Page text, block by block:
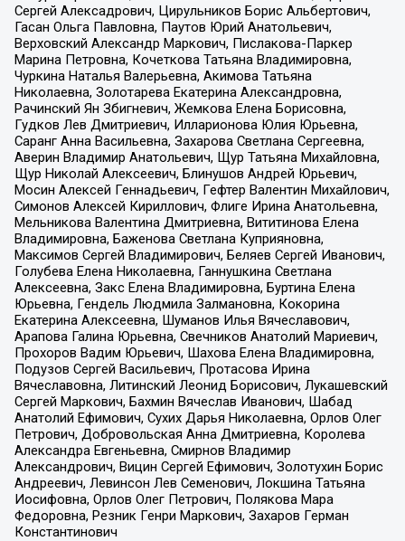
Сергей Алексадрович, Цирульников Борис Альбертович,
Гасан Ольга Павловна, Паутов Юрий Анатольевич,
Верховский Александр Маркович, Пислакова-Паркер
Марина Петровна, Кочеткова Татьяна Владимировна,
Чуркина Наталья Валерьевна, Акимова Татьяна
Николаевна, Золотарева Екатерина Александровна,
Рачинский Ян Збигневич, Жемкова Елена Борисовна,
Гудков Лев Дмитриевич, Илларионова Юлия Юрьевна,
Саранг Анна Васильевна, Захарова Светлана Сергеевна,
Аверин Владимир Анатольевич, Щур Татьяна Михайловна,
Щур Николай Алексеевич, Блинушов Андрей Юрьевич,
Мосин Алексей Геннадьевич, Гефтер Валентин Михайлович,
Симонов Алексей Кириллович, Флиге Ирина Анатольевна,
Мельникова Валентина Дмитриевна, Вититинова Елена
Владимировна, Баженова Светлана Куприяновна,
Максимов Сергей Владимирович, Беляев Сергей Иванович,
Голубева Елена Николаевна, Ганнушкина Светлана
Алексеевна, Закс Елена Владимировна, Буртина Елена
Юрьевна, Гендель Людмила Залмановна, Кокорина
Екатерина Алексеевна, Шуманов Илья Вячеславович,
Арапова Галина Юрьевна, Свечников Анатолий Мариевич,
Прохоров Вадим Юрьевич, Шахова Елена Владимировна,
Подузов Сергей Васильевич, Протасова Ирина
Вячеславовна, Литинский Леонид Борисович, Лукашевский
Сергей Маркович, Бахмин Вячеслав Иванович, Шабад
Анатолий Ефимович, Сухих Дарья Николаевна, Орлов Олег
Петрович, Добровольская Анна Дмитриевна, Королева
Александра Евгеньевна, Смирнов Владимир
Александрович, Вицин Сергей Ефимович, Золотухин Борис
Андреевич, Левинсон Лев Семенович, Локшина Татьяна
Иосифовна, Орлов Олег Петрович, Полякова Мара
Федоровна, Резник Генри Маркович, Захаров Герман
Константинович